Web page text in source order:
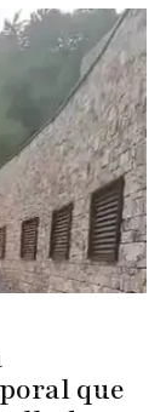
que